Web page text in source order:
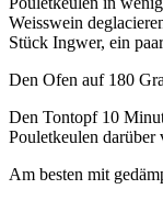
Weisswein
Stück Ingwer, ein
Den Ofen auf 180
Den Tontopf 10
Pouletkeulen darüber
Am besten mit